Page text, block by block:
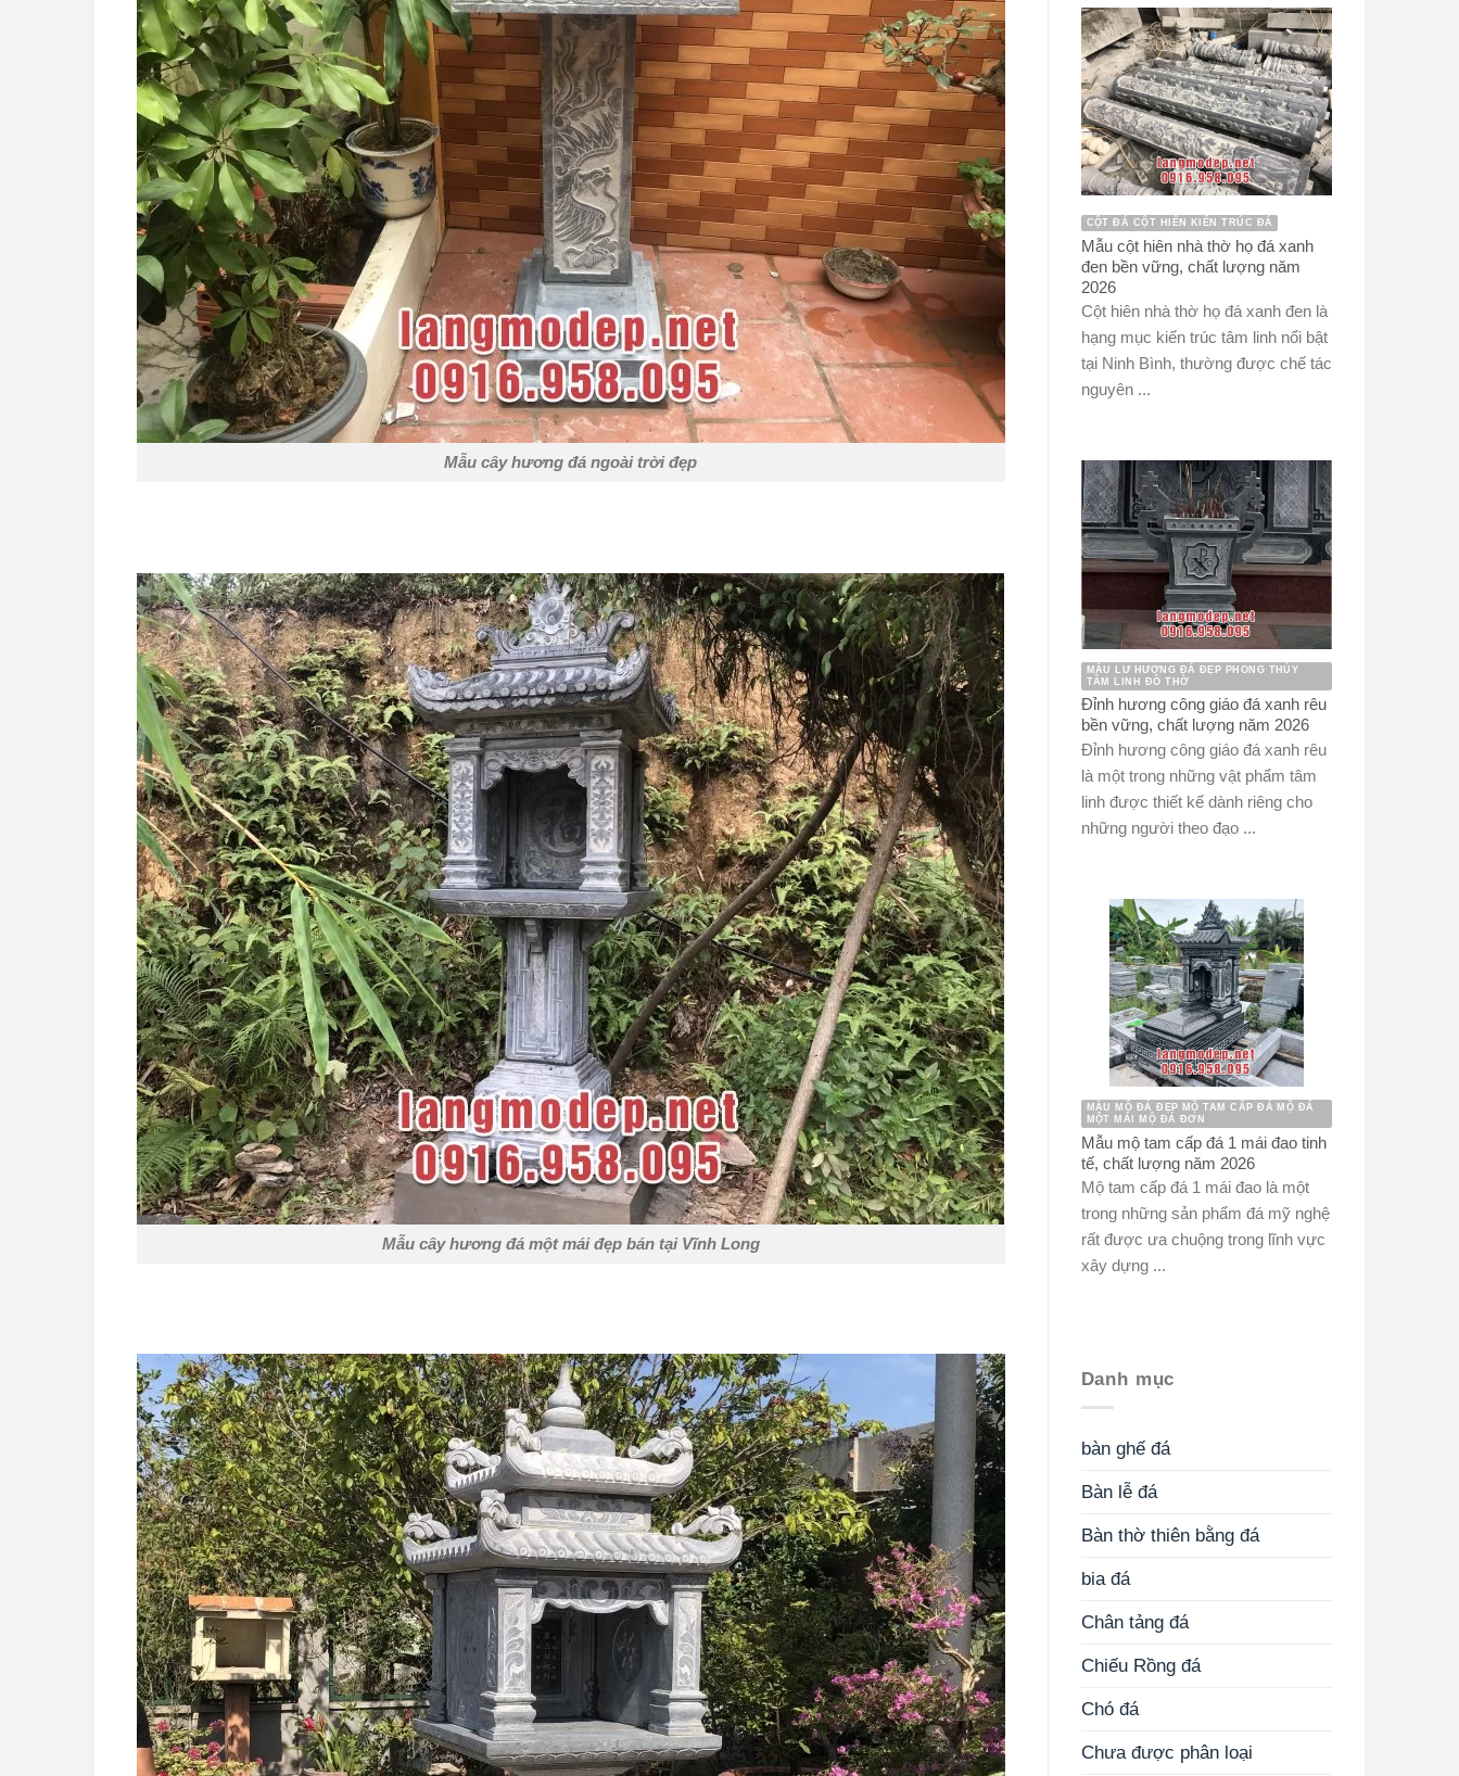
Mẫu cây hương đá ngoài trời đẹp
Mẫu cây hương đá một mái đẹp bán tại Vĩnh Long
CỘT ĐÁ CỘT HIÊN KIẾN TRÚC ĐÁ
Mẫu cột hiên nhà thờ họ đá xanh
đen bền vững, chất lượng năm
2026
Cột hiên nhà thờ họ đá xanh đen là
hạng mục kiến trúc tâm linh nổi bật
tại Ninh Bình, thường được chế tác
nguyên ...
MẪU LƯ HƯƠNG ĐÁ ĐẸP PHONG THỦY
TÂM LINH ĐỒ THỜ
Đỉnh hương công giáo đá xanh rêu
bền vững, chất lượng năm 2026
Đỉnh hương công giáo đá xanh rêu
là một trong những vật phẩm tâm
linh được thiết kế dành riêng cho
những người theo đạo ...
MẪU MỘ ĐÁ ĐẸP MỘ TAM CẤP ĐÁ MỘ ĐÁ
MỘT MÁI MỘ ĐÁ ĐƠN
Mẫu mộ tam cấp đá 1 mái đao tinh
tế, chất lượng năm 2026
Mộ tam cấp đá 1 mái đao là một
trong những sản phẩm đá mỹ nghệ
rất được ưa chuộng trong lĩnh vực
xây dựng ...
Danh mục
bàn ghế đá
Bàn lễ đá
Bàn thờ thiên bằng đá
bia đá
Chân tảng đá
Chiếu Rồng đá
Chó đá
Chưa được phân loại